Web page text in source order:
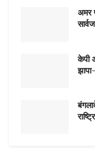
अमर
केपी